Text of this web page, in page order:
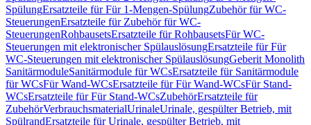
SpülungErsatzteile für Für 1-Mengen-SpülungZubehör für WC-
SteuerungenErsatzteile für Zubehör für WC-
SteuerungenRohbausetsErsatzteile für RohbausetsFür WC-
Steuerungen mit elektronischer SpülauslösungErsatzteile für Für
WC-Steuerungen mit elektronischer SpülauslösungGeberit Monolith
SanitärmoduleSanitärmodule für WCsErsatzteile für Sanitärmodule
für WCsFür Wand-WCsErsatzteile für Für Wand-WCsFür Stand-
WCsErsatzteile für Für Stand-WCsZubehörErsatzteile für
ZubehörVerbrauchsmaterialUrinaleUrinale, gespülter Betrieb, mit
SpülrandErsatzteile für Urinale, gespülter Betrieb, mit